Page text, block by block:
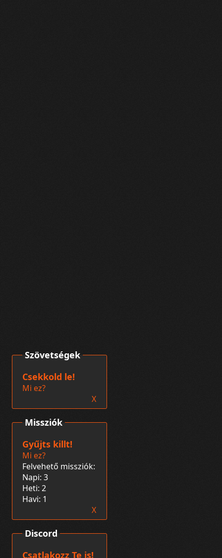
Discord
Csatlakozz Te is!
Missziók
Gyűjts killt!
Mi ez?
Felvehető missziók:
Napi: 3
Heti: 2
Havi: 1
X
Szövetségek
Csekkold le!
Mi ez?
X